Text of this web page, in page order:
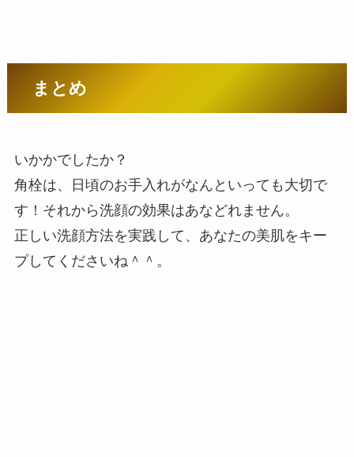
まとめ
いかかでしたか？
角栓は、日頃のお手入れがなんといっても大切で
す！それから洗顔の効果はあなどれません。
正しい洗顔方法を実践して、あなたの美肌をキー
プしてくださいね＾＾。